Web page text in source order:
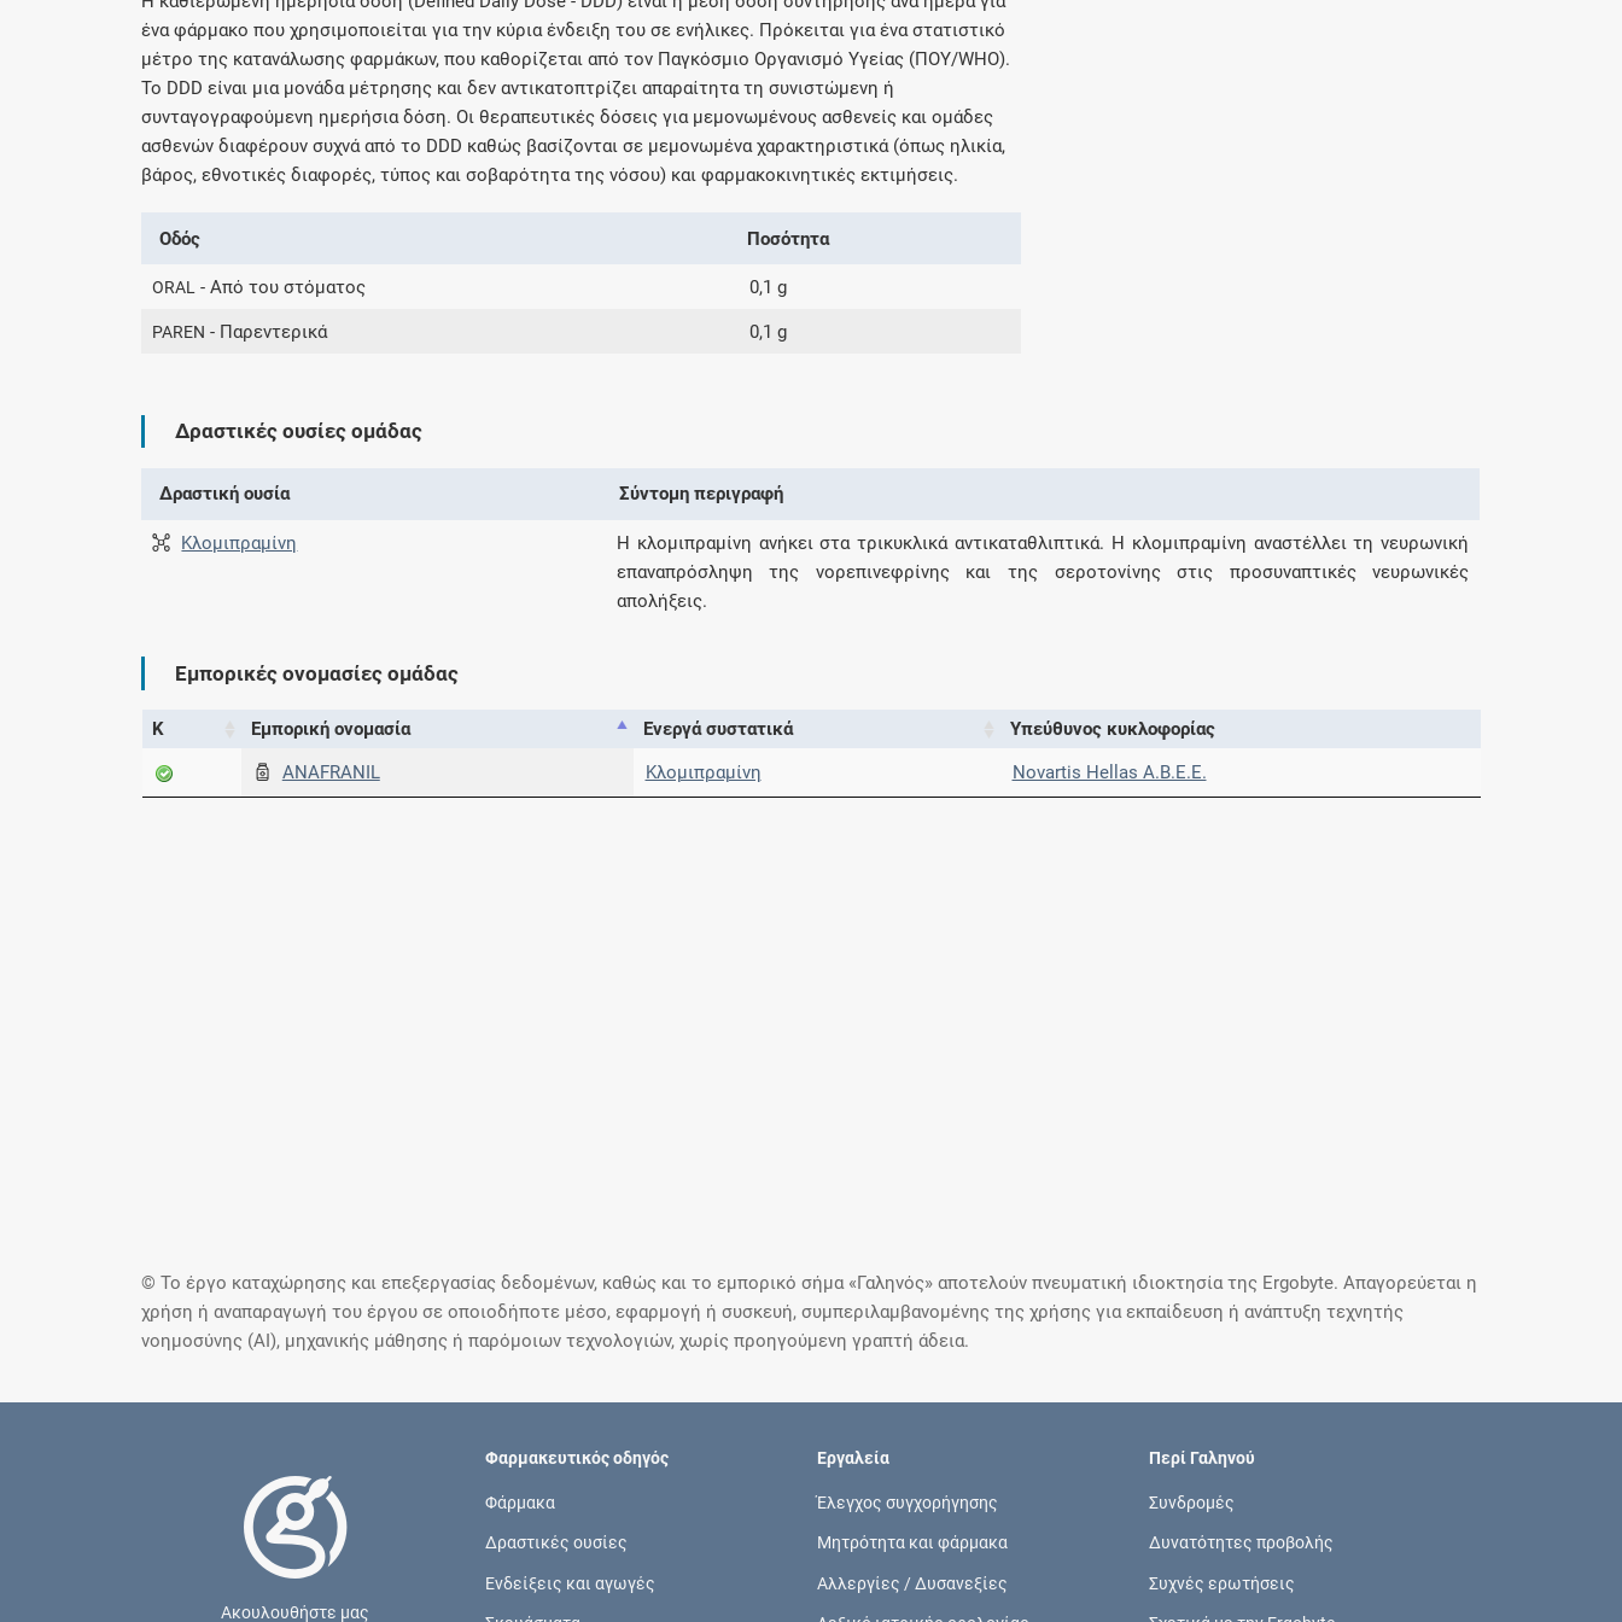
Μοιραζόμαστε μαζί σας γεγονότα της
πορείας του Galinos.gr από το 2011 μέχρι
σήμερα
ένα φάρμακο που χρησιμοποιείται για την κύρια ένδειξη του σε ενήλικες. Πρόκειται για ένα στατιστικό
μέτρο της κατανάλωσης φαρμάκων, που καθορίζεται από τον Παγκόσμιο Οργανισμό Υγείας (ΠΟΥ/WHO).
Το DDD είναι μια μονάδα μέτρησης και δεν αντικατοπτρίζει απαραίτητα τη συνιστώμενη ή
συνταγογραφούμενη ημερήσια δόση. Οι θεραπευτικές δόσεις για μεμονωμένους ασθενείς και ομάδες
ασθενών διαφέρουν συχνά από το DDD καθώς βασίζονται σε μεμονωμένα χαρακτηριστικά (όπως ηλικία,
βάρος, εθνοτικές διαφορές, τύπος και σοβαρότητα της νόσου) και φαρμακοκινητικές εκτιμήσεις.
Οδός Ποσότητα
ORAL - Από του στόματος 0,1 g
PAREN - Παρεντερικά 0,1 g
Δραστικές ουσίες ομάδας
Δραστική ουσία Σύντομη περιγραφή
Κλομιπραμίνη
Η κλομιπραμίνη ανήκει στα τρικυκλικά αντικαταθλιπτικά. Η κλομιπραμίνη αναστέλλει τη νευρωνική
επαναπρόσληψη της νορεπινεφρίνης και της σεροτονίνης στις προσυναπτικές νευρωνικές
απολήξεις.
Εμπορικές ονομασίες ομάδας
Κ Εμπορική ονομασία Ενεργά συστατικά
Υπεύθυνος κυκλοφορίας
ANAFRANIL
Κλομιπραμίνη Novartis Hellas A.Β.Ε.Ε.
© Το έργο καταχώρησης και επεξεργασίας δεδομένων, καθώς και το εμπορικό σήμα «Γαληνός» αποτελούν πνευματική ιδιοκτησία της Ergobyte. Απαγορεύεται η
χρήση ή αναπαραγωγή του έργου σε οποιοδήποτε μέσο, εφαρμογή ή συσκευή, συμπεριλαμβανομένης της χρήσης για εκπαίδευση ή ανάπτυξη τεχνητής
νοημοσύνης (AI), μηχανικής μάθησης ή παρόμοιων τεχνολογιών, χωρίς προηγούμενη γραπτή άδεια.
Ακουλουθήστε μας
Φαρμακευτικός οδηγός
Φάρμακα
Δραστικές ουσίες
Ενδείξεις και αγωγές
Εργαλεία
Έλεγχος συγχορήγησης
Μητρότητα και φάρμακα
Αλλεργίες / Δυσανεξίες
Περί Γαληνού
Συνδρομές
Δυνατότητες προβολής
Συχνές ερωτήσεις